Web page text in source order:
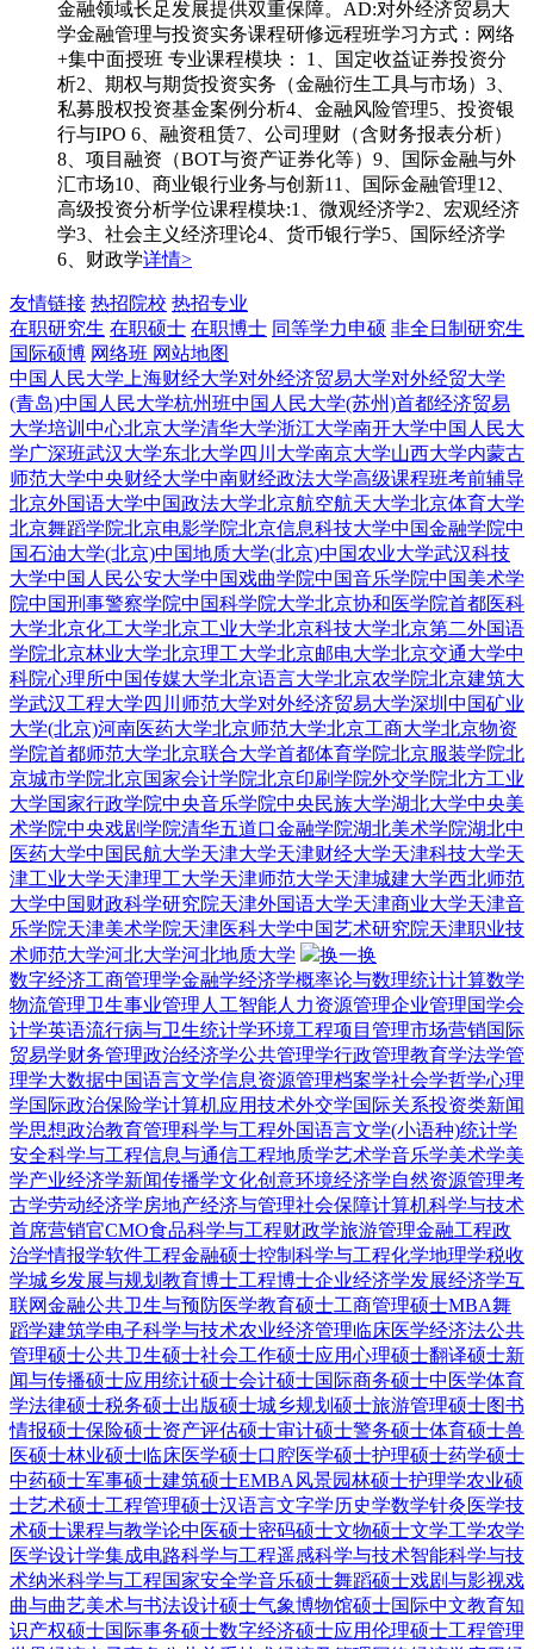
金融领域长足发展提供双重保障。AD:对外经济贸易大
学金融管理与投资实务课程研修远程班学习方式：网络
+集中面授班 专业课程模块： 1、国定收益证券投资分
析2、期权与期货投资实务（金融衍生工具与市场）3、
私募股权投资基金案例分析4、金融风险管理5、投资银
行与IPO 6、融资租赁7、公司理财（含财务报表分析）
8、项目融资（BOT与资产证券化等）9、国际金融与外
汇市场10、商业银行业务与创新11、国际金融管理12、
高级投资分析学位课程模块:1、微观经济学2、宏观经济
学3、社会主义经济理论4、货币银行学5、国际经济学
6、财政学详情>
友情链接 热招院校 热招专业
在职研究生 在职硕士 在职博士 同等学力申硕 非全日制研究生
国际硕博 网络班 网站地图
中国人民大学 上海财经大学对外经济贸易大学对外经贸大学
(青岛)中国人民大学杭州班中国人民大学(苏州)首都经济贸易
大学培训中心北京大学清华大学浙江大学南开大学中国人民大
学广深班武汉大学东北大学 四川大学南京大学山西大学内蒙古
师范大学中央财经大学中南财经政法大学高级课程班考前辅导
北京外国语大学中国政法大学北京航空航天大学北京体育大学
北京舞蹈学院北京电影学院北京信息科技大学中国金融学院中
国石油大学(北京)中国地质大学(北京)中国农业大学武汉科技
大学中国人民公安大学中国戏曲学院中国音乐学院中国美术学
院中国刑事警察学院中国科学院大学北京协和医学院首都医科
大学北京化工大学北京工业大学北京科技大学北京第二外国语
学院北京林业大学北京理工大学北京邮电大学北京交通大学中
科院心理所中国传媒大学北京语言大学北京农学院北京建筑大
学武汉工程大学 四川师范大学对外经济贸易大学深圳 中国矿业
大学(北京)河南医药大学北京师范大学北京工商大学北京物资
学院首都师范大学北京联合大学首都体育学院北京服装学院北
京城市学院北京国家会计学院北京印刷学院外交学院北方工业
大学国家行政学院中央音乐学院中央民族大学湖北大学中央美
术学院中央戏剧学院清华五道口金融学院湖北美术学院湖北中
医药大学中国民航大学天津大学天津财经大学天津科技大学天
津工业大学天津理工大学天津师范大学天津城建大学西北师范
大学中国财政科学研究院天津外国语大学天津商业大学天津音
乐学院天津美术学院天津医科大学中国艺术研究院天津职业技
术师范大学河北大学河北地质大学
换一换
数字经济工商管理学金融学经济学概率论与数理统计计算数学
物流管理卫生事业管理 人工智能人力资源管理企业管理国学会
计学英语流行病与卫生统计学环境工程项目管理市场营销国际
贸易学财务管理政治经济学公共管理学行政管理教育学法学管
理学大数据中国语言文学信息资源管理档案学社会学哲学心理
学国际政治保险学计算机应用技术外交学国际关系投资类新闻
学思想政治教育管理科学与工程外国语言文学(小语种)统计学
安全科学与工程信息与通信工程地质学艺术学音乐学美术学美
学产业经济学新闻传播学文化创意环境经济学自然资源管理考
古学劳动经济学房地产经济与管理社会保障计算机科学与技术
首席营销官CMO食品科学与工程财政学旅游管理金融工程政
治学情报学软件工程金融硕士控制科学与工程化学地理学税收
学城乡发展与规划 教育博士工程博士企业经济学发展经济学互
联网金融公共卫生与预防医学教育硕士工商管理硕士MBA舞
蹈学建筑学电子科学与技术农业经济管理临床医学经济法公共
管理硕士公共卫生硕士社会工作硕士应用心理硕士翻译硕士新
闻与传播硕士应用统计硕士会计硕士国际商务硕士中医学体育
学法律硕士税务硕士出版硕士城乡规划硕士旅游管理硕士图书
情报硕士保险硕士资产评估硕士审计硕士警务硕士体育硕士兽
医硕士林业硕士临床医学硕士口腔医学硕士护理硕士药学硕士
中药硕士军事硕士建筑硕士EMBA 风景园林硕士护理学农业硕
士艺术硕士工程管理硕士汉语言文字学历史学数学针灸 医学技
术硕士课程与教学论中医硕士密码硕士文物硕士文学工学农学
医学设计学集成电路科学与工程遥感科学与技术智能科学与技
术纳米科学与工程国家安全学音乐硕士舞蹈硕士戏剧与影视戏
曲与曲艺美术与书法设计硕士气象博物馆硕士国际中文教育知
识产权硕士国际事务硕士数字经济硕士应用伦理硕士工程管理